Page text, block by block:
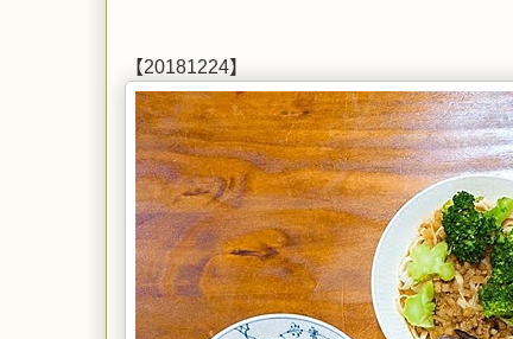
【20181224】